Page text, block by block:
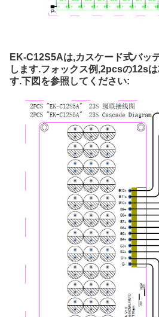
EK-C12S5Aは,カスケード式バッ
します.フォックス例,2pcsの12s
す.下図を参照してください: